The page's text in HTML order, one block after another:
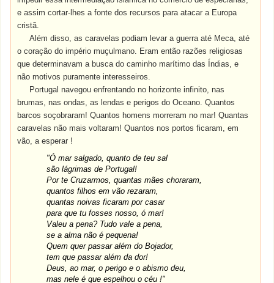
e assim cortar-lhes a fonte dos recursos para atacar a Europa
cristã.
Além disso, as caravelas podiam levar a guerra até Meca, até
o coração do império muçulmano. Eram então razões religiosas
que determinavam a busca do caminho marítimo das Índias, e
não motivos puramente interesseiros.
Portugal navegou enfrentando no horizonte infinito, nas
brumas, nas ondas, as lendas e perigos do Oceano. Quantos
barcos soçobraram! Quantos homens morreram no mar! Quantas
caravelas não mais voltaram! Quantos nos portos ficaram, em
vão, a esperar !
"Ó mar salgado, quanto de teu sal
são lágrimas de Portugal!
Por te Cruzarmos, quantas mães choraram,
quantos filhos em vão rezaram,
quantas noivas ficaram por casar
para que tu fosses nosso, ó mar!
Valeu a pena? Tudo vale a pena,
se a alma não é pequena!
Quem quer passar além do Bojador,
tem que passar além da dor!
Deus, ao mar, o perigo e o abismo deu,
mas nele é que espelhou o céu !"